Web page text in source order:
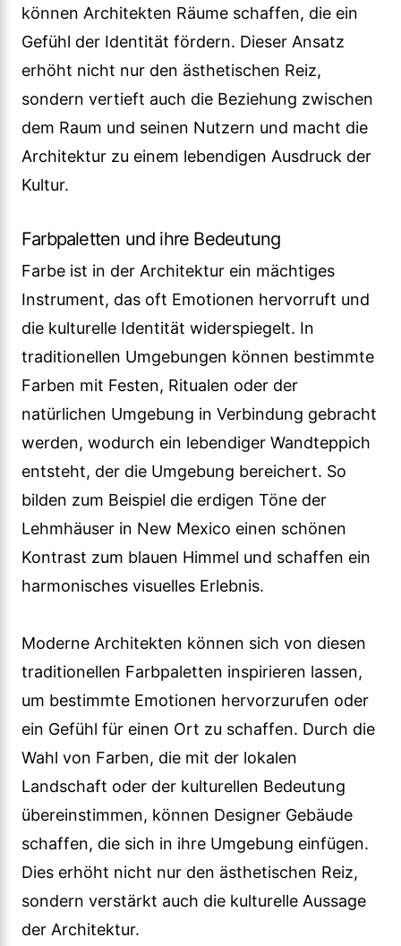
können Architekten Räume schaffen, die ein
Gefühl der Identität fördern. Dieser Ansatz
erhöht nicht nur den ästhetischen Reiz,
sondern vertieft auch die Beziehung zwischen
dem Raum und seinen Nutzern und macht die
Architektur zu einem lebendigen Ausdruck der
Kultur.
Farbpaletten und ihre Bedeutung
Farbe ist in der Architektur ein mächtiges
Instrument, das oft Emotionen hervorruft und
die kulturelle Identität widerspiegelt. In
traditionellen Umgebungen können bestimmte
Farben mit Festen, Ritualen oder der
natürlichen Umgebung in Verbindung gebracht
werden, wodurch ein lebendiger Wandteppich
entsteht, der die Umgebung bereichert. So
bilden zum Beispiel die erdigen Töne der
Lehmhäuser in New Mexico einen schönen
Kontrast zum blauen Himmel und schaffen ein
harmonisches visuelles Erlebnis.
Moderne Architekten können sich von diesen
traditionellen Farbpaletten inspirieren lassen,
um bestimmte Emotionen hervorzurufen oder
ein Gefühl für einen Ort zu schaffen. Durch die
Wahl von Farben, die mit der lokalen
Landschaft oder der kulturellen Bedeutung
übereinstimmen, können Designer Gebäude
schaffen, die sich in ihre Umgebung einfügen.
Dies erhöht nicht nur den ästhetischen Reiz,
sondern verstärkt auch die kulturelle Aussage
der Architektur.